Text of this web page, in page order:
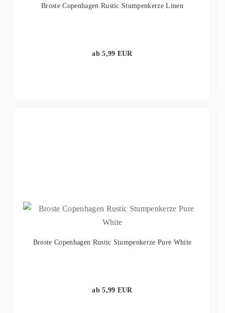
Broste Copenhagen Rustic Stumpenkerze Linen
ab 5,99 EUR
Broste Copenhagen Rustic Stumpenkerze Pure White
ab 5,99 EUR